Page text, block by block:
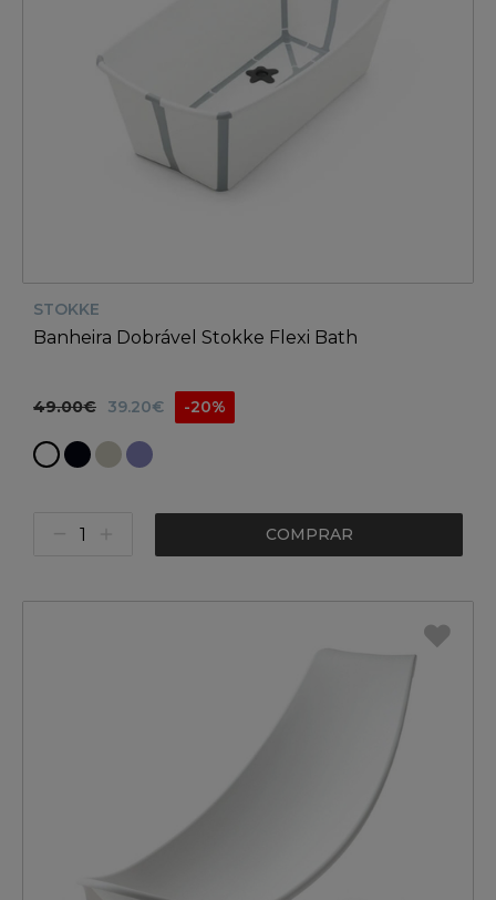
STOKKE
Banheira Dobrável Stokke Flexi Bath
49.00€ 39.20€ -20%
COMPRAR